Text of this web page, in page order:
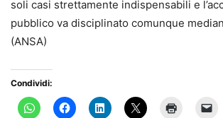
soli casi strettamente indispensabili e
pubblico va disciplinato comunque
(ANSA)
Condividi: